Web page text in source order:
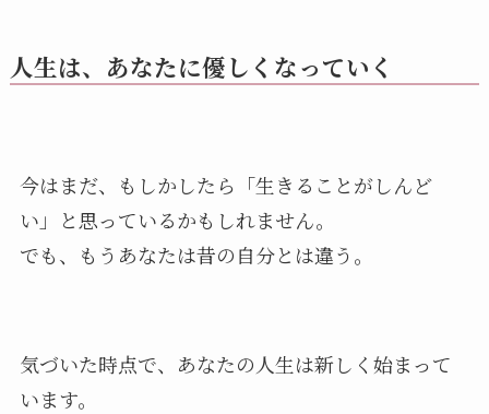
人生は、あなたに優しくなっていく
今はまだ、もしかしたら「生きることがしんど
い」と思っているかもしれません。
でも、もうあなたは昔の自分とは違う。
気づいた時点で、あなたの人生は新しく始まって
います。